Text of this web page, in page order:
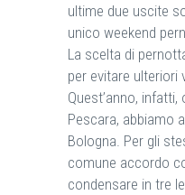
ultime due uscite
unico weekend
La scelta di
per evitare ulteriori
Quest’anno,
Pescara, abbiamo
Bologna. Per gli
comune accordo
condensare in tre